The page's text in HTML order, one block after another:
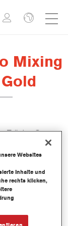
Mixing
Teil des Cromax
genauer
Steigerung
Websites
Inhalte und
rechts klicken,